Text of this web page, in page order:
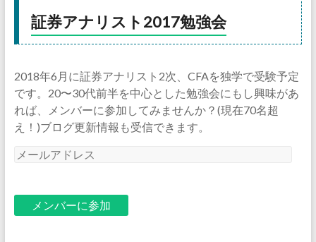
証券アナリスト2017勉強会
2018年6月に証券アナリスト2次、CFAを独学で受験予定
です。20〜30代前半を中心とした勉強会にもし興味があ
れば、メンバーに参加してみませんか？(現在70名超
え！)ブログ更新情報も受信できます。
メ